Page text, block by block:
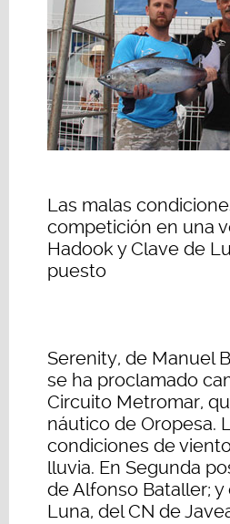
Las malas
competición en una
Hadook y Clave de
puesto
Serenity, de Manuel
se ha proclamado
Circuito Metromar,
náutico de Oropesa.
condiciones de
lluvia. En Segunda
de Alfonso Bataller;
Luna, del CN de